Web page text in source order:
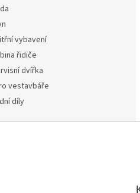
vybavení
řidiče
dvířka
vestavbáře
díly